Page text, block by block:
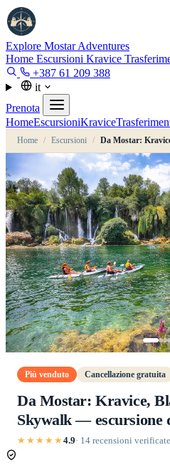
Explore MostarAdventures
Home Escursioni Kravice
+387 61 209 388
it
Prenota
HomeEscursioniKravice
Home / Escursioni /
Più venduto Cancellazione gratuita
Da Mostar: Kravice,
Skywalk — escursione
★★★★★4.9· 14 recensioni verificate